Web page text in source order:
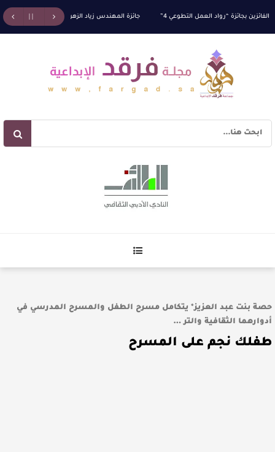
بجائزة “رواد العمل التطوعي 4” جائزة المهندس زياد الزهراني للتفوق العلمي تكرّم نخبة
آليات البناء الاستهلالي في رواية : ( على كف رتويت ) للدكتورة زينب الخضيري
حصة بنت عبد العزيز* يتكامل مسرح الطفل والمسرح المدرسي في
أدوارهما الثقافية والتر …
طفلك نجم على المسرح